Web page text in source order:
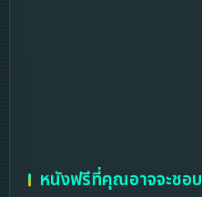
หนังฟรีที่คุณอาจจะชอบ